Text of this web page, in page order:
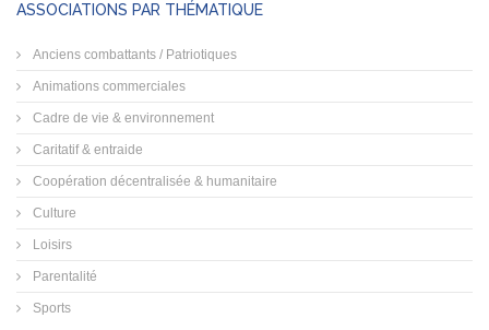
ASSOCIATIONS PAR THÉMATIQUE
Anciens combattants / Patriotiques
Animations commerciales
Cadre de vie & environnement
Caritatif & entraide
Coopération décentralisée & humanitaire
Culture
Loisirs
Parentalité
Sports